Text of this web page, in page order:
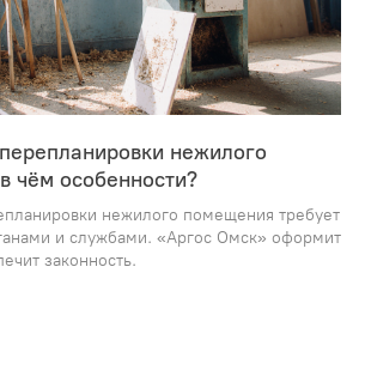
нежилого
особенности?
нежилого помещения требует
и службами. «Аргос Омск» оформит
законность.